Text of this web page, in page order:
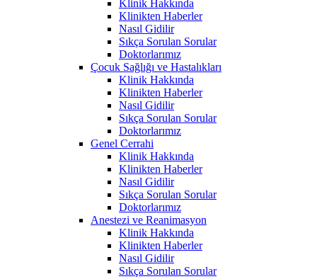
Klinik Hakkında
Klinikten Haberler
Nasıl Gidilir
Sıkça Sorulan Sorular
Doktorlarımız
Çocuk Sağlığı ve Hastalıkları
Klinik Hakkında
Klinikten Haberler
Nasıl Gidilir
Sıkça Sorulan Sorular
Doktorlarımız
Genel Cerrahi
Klinik Hakkında
Klinikten Haberler
Nasıl Gidilir
Sıkça Sorulan Sorular
Doktorlarımız
Anestezi ve Reanimasyon
Klinik Hakkında
Klinikten Haberler
Nasıl Gidilir
Sıkça Sorulan Sorular